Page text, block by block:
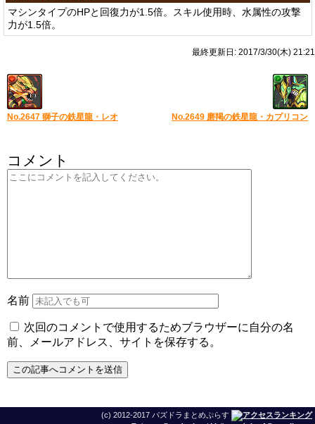
マシンタイプのHPと回復力が1.5倍。スキル使用時、水属性の攻撃
力が1.5倍。
最終更新日: 2017/3/30(木) 21:21
No.2647 獅子の鉄星龍・レオ No.2649 磨羯の鉄星龍・カプリコン
コメント
名前
次回のコメントで使用するためブラウザーに自分の名
前、メールアドレス、サイトを保存する。
(c) 2012-2017 パズドラまとめぷらす